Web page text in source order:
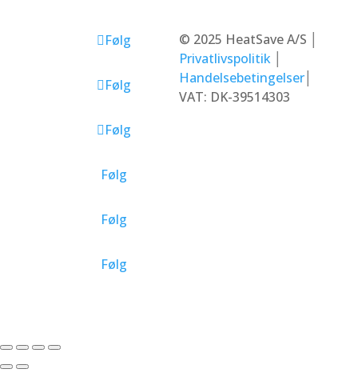
Følg
Følg
Følg
Følg
Følg
Følg
© 2025 HeatSave A/S
Privatlivspolitik│
Handelsebetingelser│
VAT: DK-39514303